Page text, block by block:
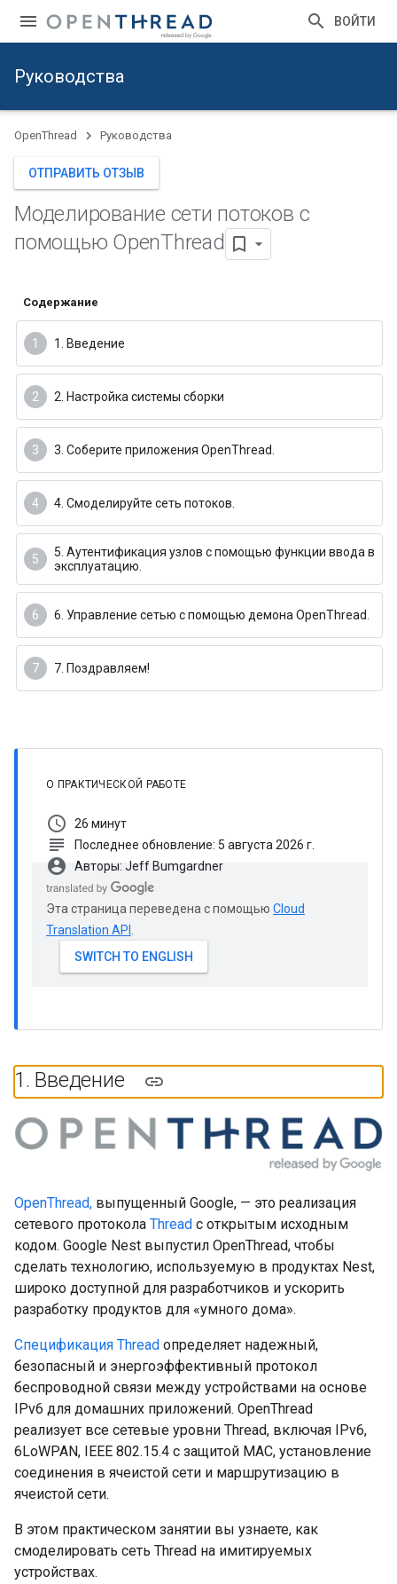
ВОЙТИ
Руководства
OpenThread Руководства
ОТПРАВИТЬ ОТЗЫВ
Моделирование сети потоков с
помощью OpenThread
Содержание
1. Введение
2. Настройка системы сборки
3. Соберите приложения OpenThread.
4. Смоделируйте сеть потоков.
5. Аутентификация узлов с помощью функции ввода в
эксплуатацию.
6. Управление сетью с помощью демона OpenThread.
7. Поздравляем!
О ПРАКТИЧЕСКОЙ РАБОТЕ
schedule 26 минут
subject Последнее обновление: 5 августа 2026 г.
account_circle Авторы: Jeff Bumgardner
Эта страница переведена с помощью Cloud
Translation API
1. Введение
OpenThread, выпущенный Google, — это реализация
сетевого протокола Thread с открытым исходным
кодом. Google Nest выпустил OpenThread, чтобы
сделать технологию, используемую в продуктах Nest,
широко доступной для разработчиков и ускорить
разработку продуктов для «умного дома».
Спецификация Thread определяет надежный,
безопасный и энергоэффективный протокол
беспроводной связи между устройствами на основе
IPv6 для домашних приложений. OpenThread
реализует все сетевые уровни Thread, включая IPv6,
6LoWPAN, IEEE 802.15.4 с защитой MAC, установление
соединения в ячеистой сети и маршрутизацию в
ячеистой сети.
В этом практическом занятии вы узнаете, как
смоделировать сеть Thread на имитируемых
устройствах.